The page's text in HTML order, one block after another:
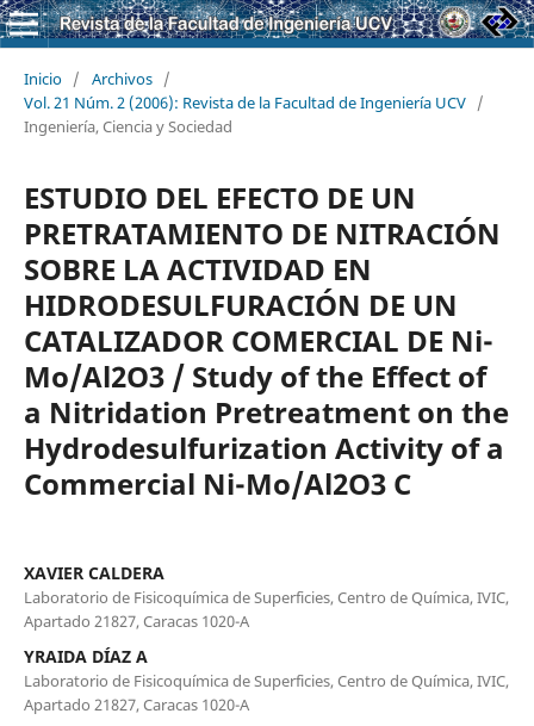
Inicio / Archivos /
Vol. 21 Núm. 2 (2006): Revista de la Facultad de Ingeniería UCV /
Ingeniería, Ciencia y Sociedad
ESTUDIO DEL EFECTO DE UN
PRETRATAMIENTO DE NITRACIÓN
SOBRE LA ACTIVIDAD EN
HIDRODESULFURACIÓN DE UN
CATALIZADOR COMERCIAL DE Ni-
Mo/Al2O3 / Study of the Effect of
a Nitridation Pretreatment on the
Hydrodesulfurization Activity of a
Commercial Ni-Mo/Al2O3 C
XAVIER CALDERA
Laboratorio de Fisicoquímica de Superficies, Centro de Química, IVIC,
Apartado 21827, Caracas 1020-A
YRAIDA DÍAZ A
Laboratorio de Fisicoquímica de Superficies, Centro de Química, IVIC,
Apartado 21827, Caracas 1020-A